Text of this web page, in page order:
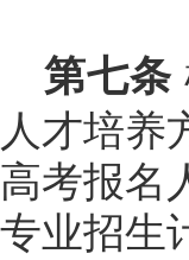
第七条
人才培养
高考报名
专业招生